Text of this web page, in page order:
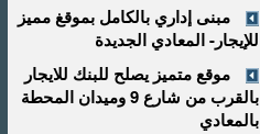
مبنى إداري بالكامل بموقغ مميز
للإيجار- المعادي الجديدة
موقع متميز يصلح للبنك للايجار
بالقرب من شارع 9 وميدان المحطة
بالمعادي